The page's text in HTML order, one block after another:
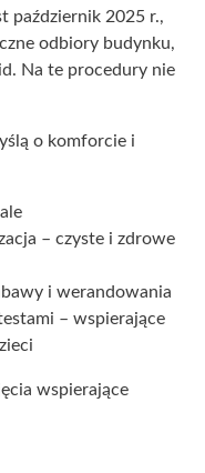
październik 2025 r.,
odbiory budynku,
Na te procedury nie
o komforcie i
– czyste i zdrowe
i werandowania
– wspierające
wspierające